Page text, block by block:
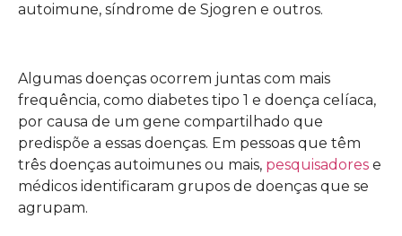
autoimune, síndrome de Sjogren e outros.
Algumas doenças ocorrem juntas com mais
frequência, como diabetes tipo 1 e doença celíaca,
por causa de um gene compartilhado que
predispõe a essas doenças. Em pessoas que têm
três doenças autoimunes ou mais, pesquisadores e
médicos identificaram grupos de doenças que se
agrupam.